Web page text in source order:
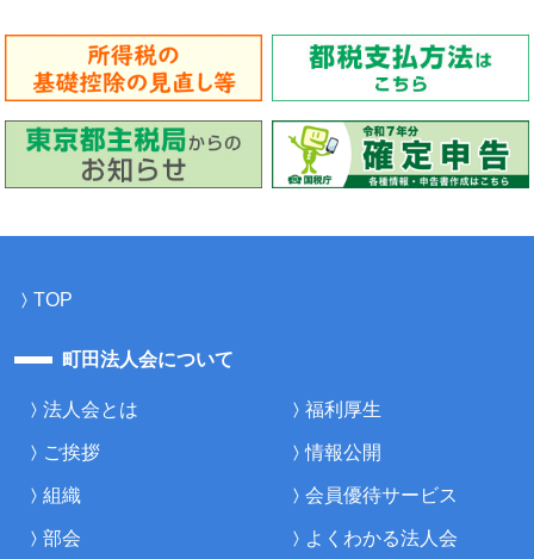
TOP
町田法人会について
法人会とは
ご挨拶
組織
部会
福利厚生
情報公開
会員優待サービス
よくわかる法人会